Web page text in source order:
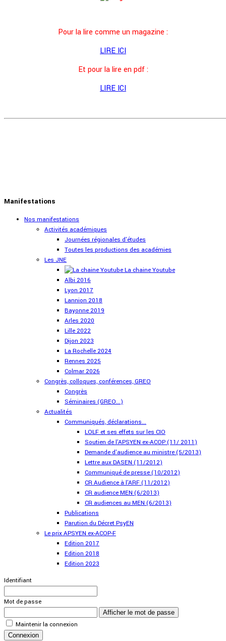
Pour la lire comme un magazine :
LIRE ICI
Et pour la lire en pdf :
LIRE ICI
Manifestations
Nos manifestations
Activités académiques
Journées régionales d'études
Toutes les productions des académies
Les JNE
La chaine Youtube
Albi 2016
Lyon 2017
Lannion 2018
Bayonne 2019
Arles 2020
Lille 2022
Dijon 2023
La Rochelle 2024
Rennes 2025
Colmar 2026
Congrès, colloques, conférences, GREO
Congrès
Séminaires (GREO...)
Actualités
Communiqués, déclarations...
LOLF et ses effets sur les CIO
Soutien de l'APSYEN ex-ACOP (11/ 2011)
Demande d'audience au ministre (5/2013)
Lettre aux DASEN (11/2012)
Communiqué de presse (10/2012)
CR Audience à l'ARF (11/2012)
CR audience MEN (6/2013)
CR audiences au MEN (6/2013)
Publications
Parution du Décret PsyEN
Le prix APSYEN ex-ACOP-F
Edition 2017
Edition 2018
Edition 2023
Identifiant
Mot de passe
Afficher le mot de passe
Maintenir la connexion
Connexion